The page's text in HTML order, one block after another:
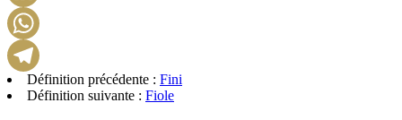
Définition précédente : Fini
Définition suivante : Fiole